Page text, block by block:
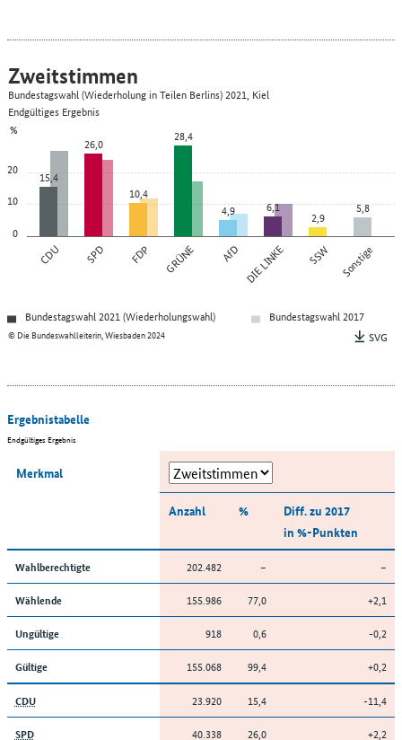
0
10
20
%
CDU SPD FDP GRÜNE AfD DIE LINKE SSW Sonstige
15,4
26,0
10,4
28,4
4,9 6,1
2,9
5,8
© Die Bundeswahlleiterin, Wiesbaden 2024
Zweitstimmen
Bundestagswahl (Wiederholung in Teilen Berlins) 2021, Kiel
Endgültiges Ergebnis
Bundestagswahl 2021 (Wiederholungswahl)
Bundestagswahl 2017
SVG
Ergebnistabelle
Endgültiges Ergebnis
Merkmal
Anzahl %
Diff. zu 2017
in %-Punkten
Wahlberechtigte 202.482 – –
Wählende 155.986 77,0 +2,1
Ungültige 918 0,6 -0,2
Gültige 155.068 99,4 +0,2
CDU 23.920 15,4 -11,4
SPD 40.338 26,0 +2,2